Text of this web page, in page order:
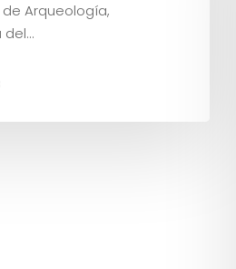
Arqueología,
del…